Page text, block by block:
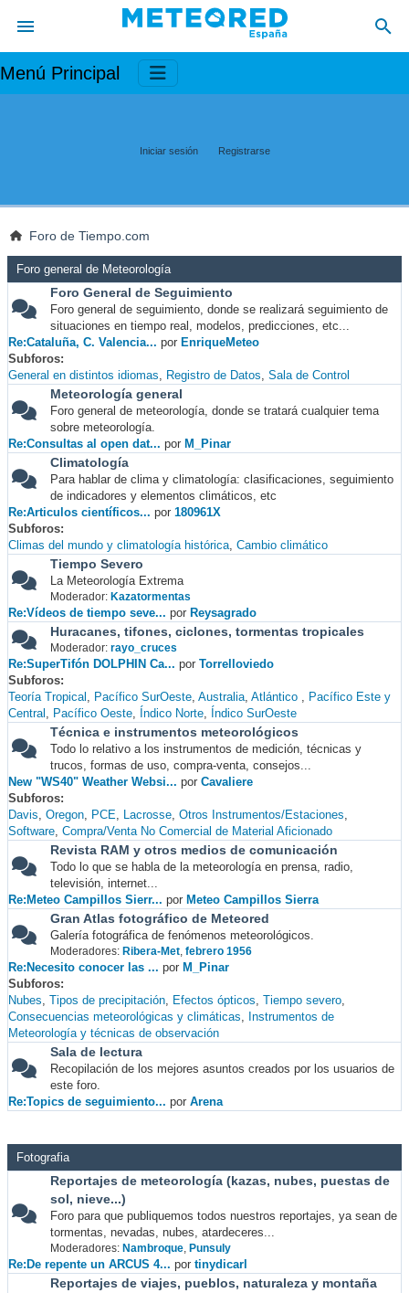
Menú Principal
Iniciar sesión Registrarse
Foro de Tiempo.com
Foro general de Meteorología
Foro General de Seguimiento
Foro general de seguimiento, donde se realizará seguimiento de
situaciones en tiempo real, modelos, predicciones, etc...
Re:Cataluña, C. Valencia... por EnriqueMeteo
Subforos
General en distintos idiomas
Registro de Datos Sala de Control
Meteorología general
Foro general de meteorología, donde se tratará cualquier tema
sobre meteorología.
Re:Consultas al open dat... por M_Pinar
Climatología
Para hablar de clima y climatología: clasificaciones, seguimiento
de indicadores y elementos climáticos, etc
Re:Articulos científicos... por 180961X
Subforos
Climas del mundo y climatología histórica Cambio climático
Tiempo Severo
La Meteorología Extrema
Moderador: Kazatormentas
Re:Vídeos de tiempo seve... por Reysagrado
Huracanes, tifones, ciclones, tormentas tropicales
Moderador: rayo_cruces
Re:SuperTifón DOLPHIN Ca... por Torrelloviedo
Subforos
Teoría Tropical
Pacífico SurOeste Australia Atlántico
Pacífico Este y
Central
Pacífico Oeste Índico Norte Índico SurOeste
Técnica e instrumentos meteorológicos
Todo lo relativo a los instrumentos de medición, técnicas y
trucos, formas de uso, compra-venta, consejos...
New "WS40" Weather Websi... por Cavaliere
Subforos
Davis Oregon PCE Lacrosse Otros Instrumentos/Estaciones
Software Compra/Venta No Comercial de Material Aficionado
Revista RAM y otros medios de comunicación
Todo lo que se habla de la meteorología en prensa, radio,
televisión, internet...
Re:Meteo Campillos Sierr... por Meteo Campillos Sierra
Gran Atlas fotográfico de Meteored
Galería fotográfica de fenómenos meteorológicos.
Moderadores: Ribera-Met, febrero 1956
Re:Necesito conocer las ... por M_Pinar
Subforos
Nubes Tipos de precipitación Efectos ópticos Tiempo severo
Consecuencias meteorológicas y climáticas
Instrumentos de
Meteorología y técnicas de observación
Sala de lectura
Recopilación de los mejores asuntos creados por los usuarios de
este foro.
Re:Topics de seguimiento... por Arena
Fotografia
Reportajes de meteorología (kazas, nubes, puestas de
sol, nieve...)
Foro para que publiquemos todos nuestros reportajes, ya sean de
tormentas, nevadas, nubes, atardeceres...
Moderadores: Nambroque, Punsuly
Re:De repente un ARCUS 4... por tinydicarl
Reportajes de viajes, pueblos, naturaleza y montaña